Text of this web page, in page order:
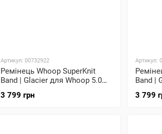
Артикул: 00732922
Ремінець Whoop SuperKnit
Band | Glacier для Whoop 5.0
3 799 грн
Артикул:
Band |
3 799